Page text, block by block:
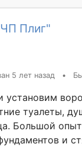
Плиг"
5 лет назад •
установим
туалеты,
Большой
и